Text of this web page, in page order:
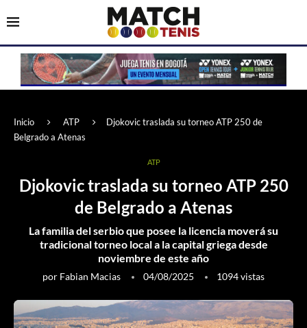
Inicio ATP
Djokovic traslada su torneo ATP 250 de
Belgrado a Atenas
ATP
Djokovic traslada su torneo ATP 250
de Belgrado a Atenas
La familia del serbio que posee la licencia moverá su
tradicional torneo local a la capital griega desde
noviembre de este año
por Fabian Macias 04/08/2025 1094vistas